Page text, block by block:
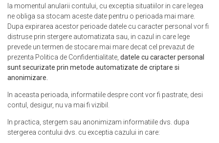
la momentul anularii contului, cu exceptia situatiilor in care legea
ne obliga sa stocam aceste date pentru o perioada mai mare.
Dupa expirarea acestor perioade datele cu caracter personal vor fi
distruse prin stergere automatizata sau, in cazul in care lege
prevede un termen de stocare mai mare decat cel prevazut de
prezenta Politica de Confidentialitate datele cu caracter personal
sunt securizate prin metode automatizate de criptare si
anonimizare.
In aceasta perioada, informatiile despre cont vor fi pastrate, desi
contul, desigur, nu va mai fi vizibil.
In practica, stergem sau anonimizam informatiile dvs. dupa
stergerea contului dvs. cu exceptia cazului in care: